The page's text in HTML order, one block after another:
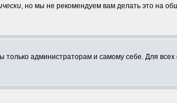
, но мы не рекомендуем вам делать это на
только администраторам и самому себе. Для